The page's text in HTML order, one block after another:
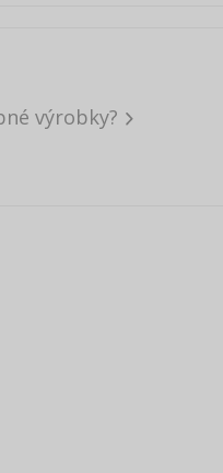
výrobky?